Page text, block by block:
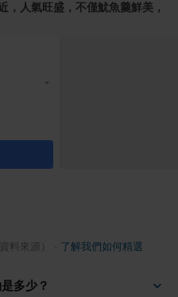
，人氣旺盛，不僅魷魚羹鮮美，
料來源） 了解我們如何精選
多少？